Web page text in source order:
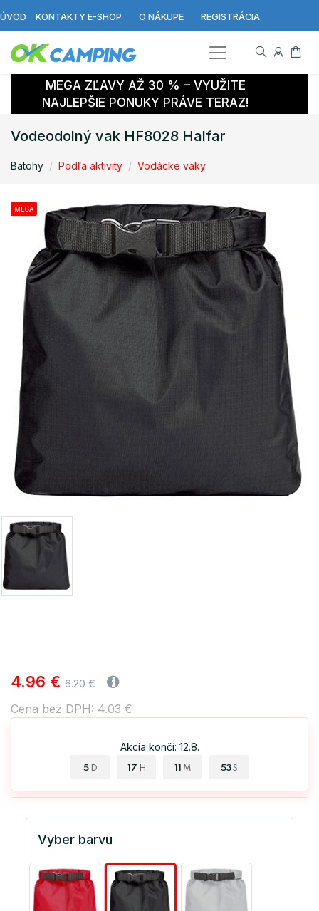
ÚVOD KONTAKTY E-SHOP O NÁKUPE REGISTRÁCIA
MEGA ZĽAVY AŽ 30 % – VYUŽITE
NAJLEPŠIE PONUKY PRÁVE TERAZ!
Vodeodolný vak HF8028 Halfar
Batohy Podľa aktivity Vodácke vaky
MEGA
4.96 € 6.20 €
Cena bez DPH: 4.03 €
Akcia končí: 12.8.
5 D 17 H 11 M 53 S
Vyber barvu